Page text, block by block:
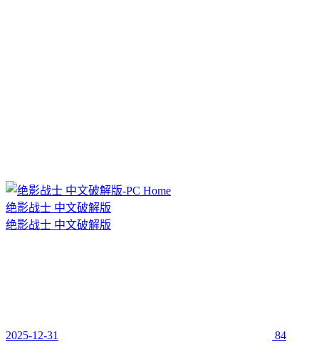
绝影战士 中文破解版
绝影战士 中文破解版
2025-12-31 84